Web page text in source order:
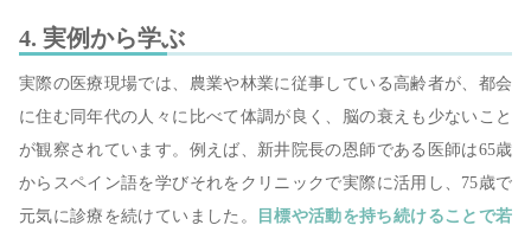
4. 実例から学ぶ
実際の医療現場では、農業や林業に従事している高齢者が、都会
に住む同年代の人々に比べて体調が良く、脳の衰えも少ないこと
が観察されています。例えば、新井院長の恩師である医師は65歳
からスペイン語を学びそれをクリニックで実際に活用し、75歳で
元気に診療を続けていました。
目標や活動を持ち続けることで若